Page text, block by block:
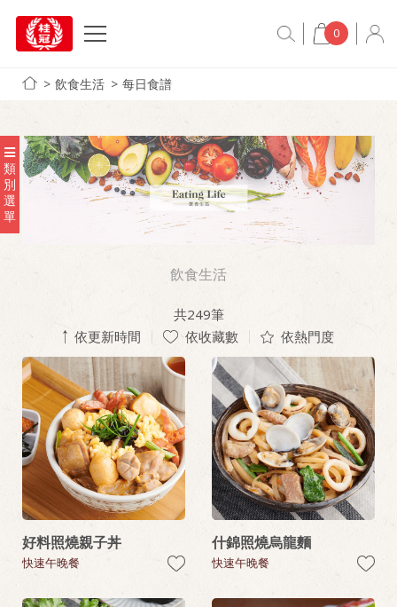
0
飲食生活 每日食譜
類
別
選
單
飲食生活
共249筆
依更新時間
依收藏數 依熱門度
好料照燒親子丼
快速午晚餐
什錦照燒烏龍麵
快速午晚餐